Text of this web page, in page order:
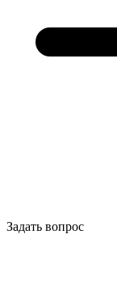
Задать вопрос